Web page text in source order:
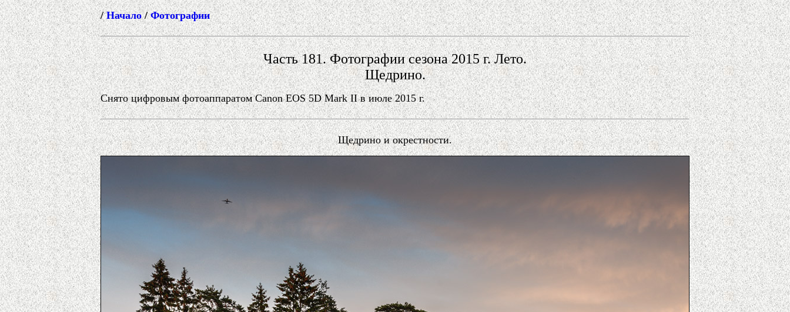
/Начало/Фотографии
Часть 181. Фотографии сезона 2015 г. Лето.
Щедрино.
Снято цифровым фотоаппаратом Canon EOS 5D Mark II в июле 2015 г.
Щедрино и окрестности.